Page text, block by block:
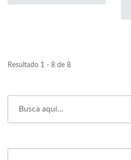
Resultado 1 - 8 de 8